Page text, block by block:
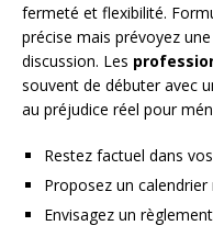
fermeté et flexibilité.
précise mais prévoyez
discussion. Les
souvent de débuter avec
au préjudice réel pour
Restez factuel dans
Proposez un
Envisagez un